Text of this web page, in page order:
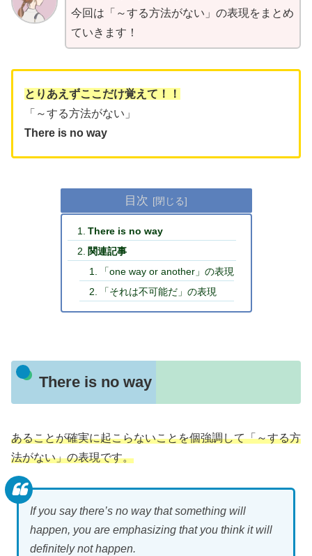
今回は「～する方法がない」の表現をまとめ
ていきます！
とりあえずここだけ覚えて！！
「～する方法がない」
There is no way
目次
There is no way
関連記事
「one way or another」の表現
「それは不可能だ」の表現
There is no way
あることが確実に起こらないことを個強調して「～する方
法がない」の表現です。
If you say there’s no way that something will
happen, you are emphasizing that you think it will
definitely not happen.